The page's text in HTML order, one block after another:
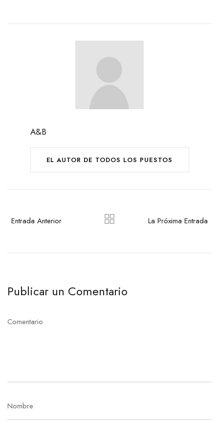
A&B
EL AUTOR DE TODOS LOS PUESTOS
Entrada Anterior La Próxima Entrada
Publicar un Comentario